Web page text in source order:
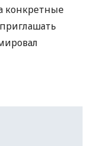
конкретные